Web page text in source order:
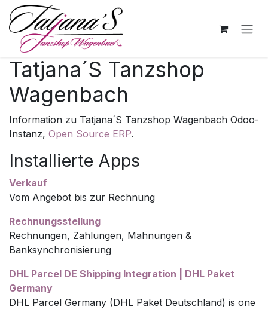
Zum Inhalt springen
Tatjana´S Tanzshop
Wagenbach
Information zu Tatjana´S Tanzshop Wagenbach Odoo-
Instanz, Open Source ERP.
Installierte Apps
Verkauf
Vom Angebot bis zur Rechnung
Rechnungsstellung
Rechnungen, Zahlungen, Mahnungen &
Banksynchronisierung
DHL Parcel DE Shipping Integration | DHL Paket
Germany
DHL Parcel Germany (DHL Paket Deutschland) is one